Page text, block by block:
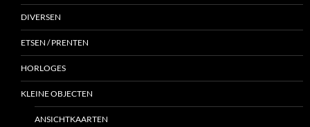
DIVERSEN
ETSEN / PRENTEN
HORLOGES
KLEINE OBJECTEN
ANSICHTKAARTEN